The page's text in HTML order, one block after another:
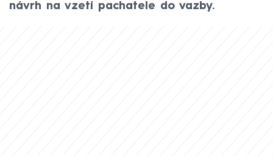
návrh na vzetí pachatele do vazby.